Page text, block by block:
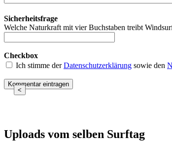
Sicherheitsfrage
Welche Naturkraft mit vier Buchstaben treibt
Checkbox
Ich stimme derDatenschutzerklärung sowie den
<
Uploads vom selben Surftag